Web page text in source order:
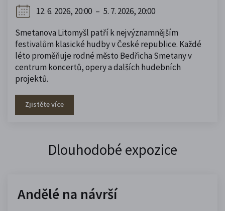
12. 6. 2026, 20:00 – 5. 7. 2026, 20:00
Smetanova Litomyšl patří k nejvýznamnějším
festivalům klasické hudby v České republice. Každé
léto proměňuje rodné město Bedřicha Smetany v
centrum koncertů, opery a dalších hudebních
projektů.
Zjistěte více
Dlouhodobé expozice
Andělé na návrší